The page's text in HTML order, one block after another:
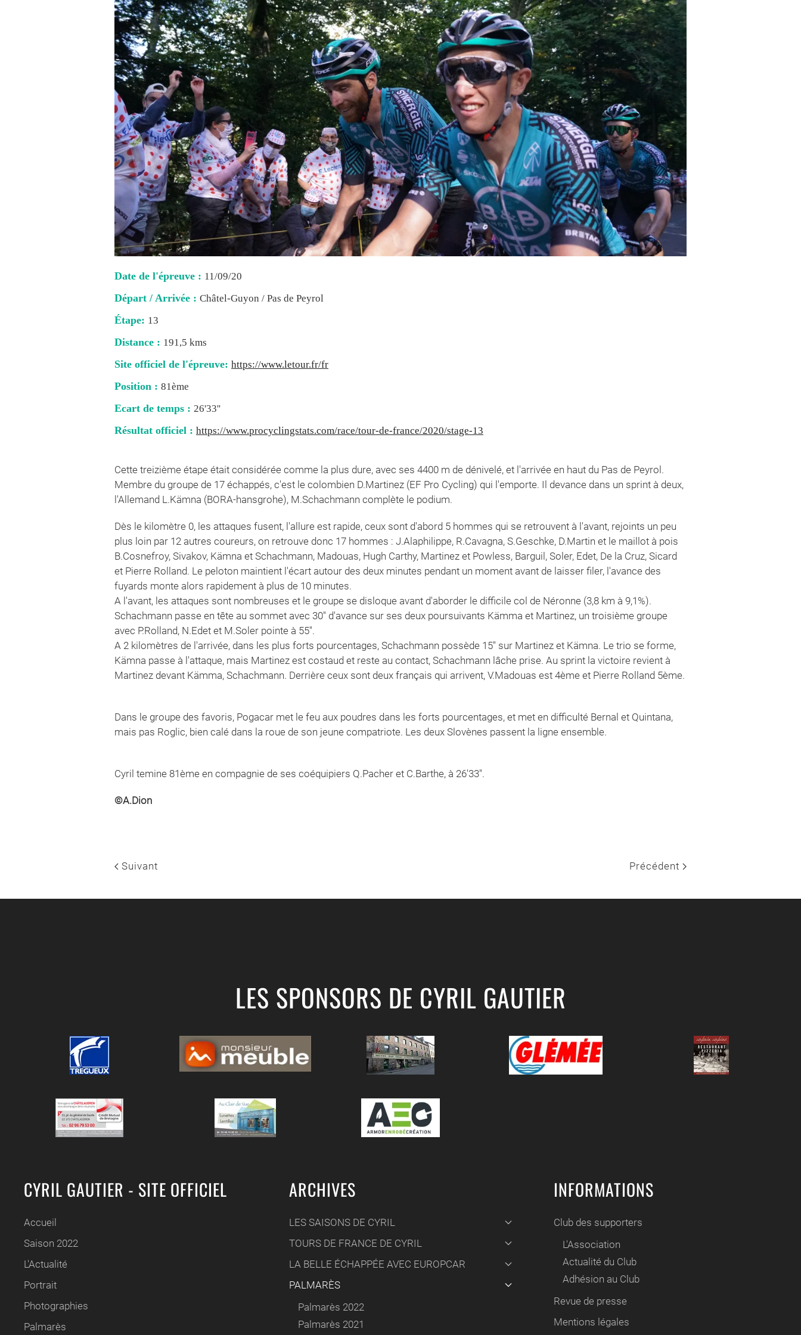
Date de l'épreuve : 11/09/20
Départ / Arrivée : Châtel-Guyon / Pas de Peyrol
Étape: 13
Distance : 191,5 kms
Site officiel de l'épreuve: https://www.letour.fr/fr
Position : 81ème
Ecart de temps : 26'33''
Résultat officiel : https://www.procyclingstats.com/race/tour-de-france/2020/stage-13
Cette treizième étape était considérée comme la plus dure, avec ses 4400 m de dénivelé, et l'arrivée en haut du Pas de Peyrol.
Membre du groupe de 17 échappés, c'est le colombien D.Martinez (EF Pro Cycling) qui l'emporte. Il devance dans un sprint à deux,
l'Allemand L.Kämna (BORA-hansgrohe), M.Schachmann complète le podium.
Dès le kilomètre 0, les attaques fusent, l'allure est rapide, ceux sont d'abord 5 hommes qui se retrouvent à l'avant, rejoints un peu
plus loin par 12 autres coureurs, on retrouve donc 17 hommes : J.Alaphilippe, R.Cavagna, S.Geschke, D.Martin et le maillot à pois
B.Cosnefroy, Sivakov, Kämna et Schachmann, Madouas, Hugh Carthy, Martinez et Powless, Barguil, Soler, Edet, De la Cruz, Sicard
et Pierre Rolland. Le peloton maintient l'écart autour des deux minutes pendant un moment avant de laisser filer, l'avance des
fuyards monte alors rapidement à plus de 10 minutes.
A l'avant, les attaques sont nombreuses et le groupe se disloque avant d'aborder le difficile col de Néronne (3,8 km à 9,1%).
Schachmann passe en tête au sommet avec 30'' d'avance sur ses deux poursuivants Kämma et Martinez, un troisième groupe
avec P.Rolland, N.Edet et M.Soler pointe à 55''.
A 2 kilomètres de l'arrivée, dans les plus forts pourcentages, Schachmann possède 15'' sur Martinez et Kämna. Le trio se forme,
Kämna passe à l'attaque, mais Martinez est costaud et reste au contact, Schachmann lâche prise. Au sprint la victoire revient à
Martinez devant Kämma, Schachmann. Derrière ceux sont deux français qui arrivent, V.Madouas est 4ème et Pierre Rolland 5ème.
Dans le groupe des favoris, Pogacar met le feu aux poudres dans les forts pourcentages, et met en difficulté Bernal et Quintana,
mais pas Roglic, bien calé dans la roue de son jeune compatriote. Les deux Slovènes passent la ligne ensemble.
Cyril temine 81ème en compagnie de ses coéquipiers Q.Pacher et C.Barthe, à 26'33''.
©A.Dion
Suivant Précédent
LES SPONSORS DE CYRIL GAUTIER
CYRIL GAUTIER - SITE OFFICIEL
Accueil
Saison 2022
L'Actualité
Portrait
Photographies
Palmarès
ARCHIVES
LES SAISONS DE CYRIL
TOURS DE FRANCE DE CYRIL
LA BELLE ÉCHAPPÉE AVEC EUROPCAR
PALMARÈS
Palmarès 2022
Palmarès 2021
INFORMATIONS
Club des supporters
L'Association
Actualité du Club
Adhésion au Club
Revue de presse
Mentions légales